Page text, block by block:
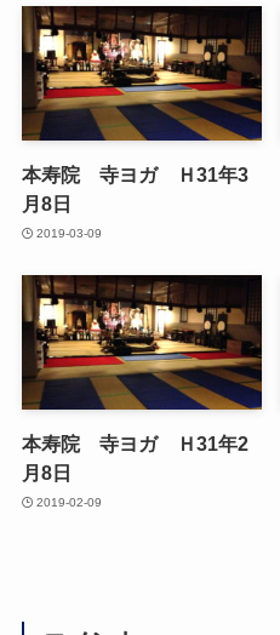
本寿院 寺ヨガ Ｈ31年3
月8日
2019-03-09
本寿院 寺ヨガ Ｈ31年2
月8日
2019-02-09